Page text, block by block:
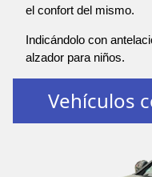
el confort del mismo.
Indicándolo con
alzador para niños.
Vehículos